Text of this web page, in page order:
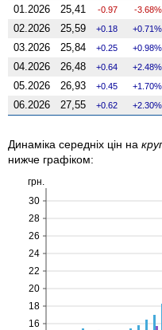
01.2026 25,41 -0.97 -3.68%
02.2026 25,59 0.18 0.71%
03.2026 25,84 0.25 0.98%
04.2026 26,48 0.64 2.48%
05.2026 26,93 0.45 1.70%
06.2026 27,55 0.62 2.30%
Динаміка середніх цін на
нижче графіком:
16
18
20
22
24
26
28
30
грн.